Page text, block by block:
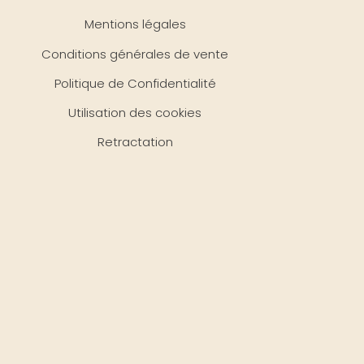
Mentions légales
Conditions générales de vente
Politique de Confidentialité
Utilisation des cookies
Retractation